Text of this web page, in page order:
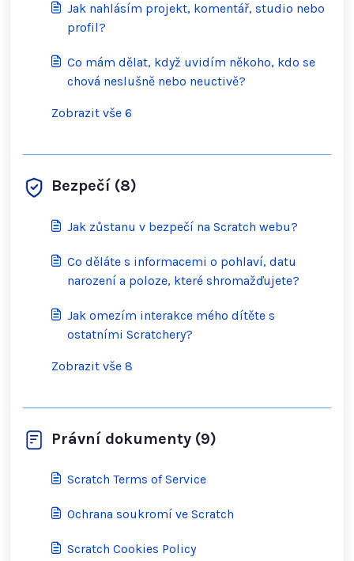
Jak nahlásím projekt, komentář, studio nebo
profil?
Co mám dělat, když uvidím někoho, kdo se
chová neslušně nebo neuctivě?
Zobrazit vše 6
Bezpečí (8)
Jak zůstanu v bezpečí na Scratch webu?
Co děláte s informacemi o pohlaví, datu
narození a poloze, které shromažďujete?
Jak omezím interakce mého dítěte s
ostatními Scratchery?
Zobrazit vše 8
Právní dokumenty (9)
Scratch Terms of Service
Ochrana soukromí ve Scratch
Scratch Cookies Policy